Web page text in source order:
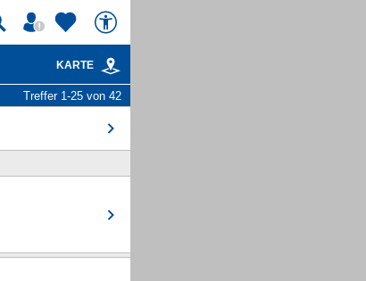
KARTE
Treffer 1-25 von 42